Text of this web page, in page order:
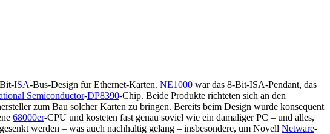
ISA-Bus-Design für Ethernet-Karten. NE1000 war das 8-Bit-ISA-Pendant, das
Semiconductor-DP8390-Chip. Beide Produkte richteten sich an den
zum Bau solcher Karten zu bringen. Bereits beim Design wurde konsequent
68000er-CPU und kosteten fast genau soviel wie ein damaliger PC – und alles,
werden – was auch nachhaltig gelang – insbesondere, um Novell Netware-